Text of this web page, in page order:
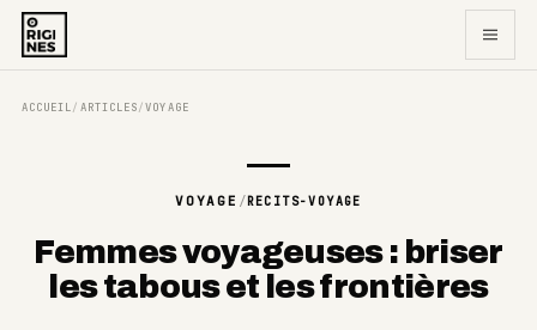
ACCUEIL / ARTICLES /VOYAGE
VOYAGE /RECITS-VOYAGE
Femmes voyageuses : briser
les tabous et les frontières